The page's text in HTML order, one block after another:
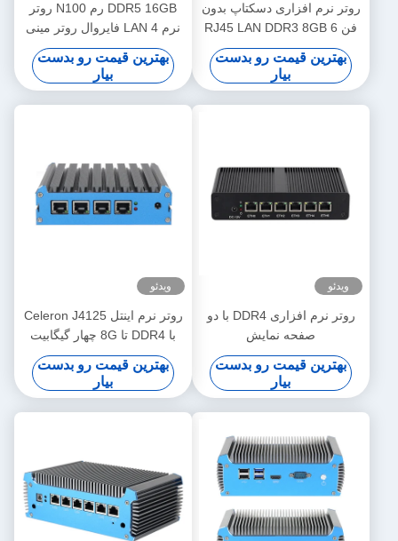
روتر نرم افزاری دسکتاپ بدون
فن 6 RJ45 LAN DDR3 8GB
رم
بهترین قیمت رو بدست
بیار
DDR5 16GB رم N100 روتر
نرم 4 LAN فایروال روتر مینی
بهترین قیمت رو بدست
بیار
ویدئو
روتر نرم افزاری DDR4 با دو
صفحه نمایش
بهترین قیمت رو بدست
بیار
ویدئو
روتر نرم اینتل Celeron J4125
با DDR4 تا 8G چهار گیگابیت
اترنت PFsense
بهترین قیمت رو بدست
بیار